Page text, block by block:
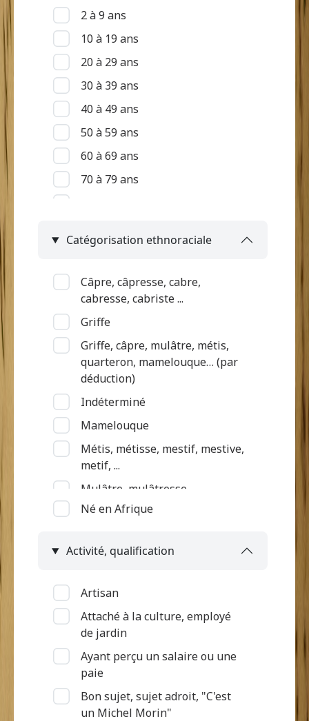
2 à 9 ans
10 à 19 ans
20 à 29 ans
30 à 39 ans
40 à 49 ans
50 à 59 ans
60 à 69 ans
70 à 79 ans
Indéterminé
Catégorisation ethnoraciale
Câpre, câpresse, cabre,
cabresse, cabriste ...
Griffe
Griffe, câpre, mulâtre, métis,
quarteron, mamelouque… (par
déduction)
Indéterminé
Mamelouque
Métis, métisse, mestif, mestive,
metif, ...
Mulâtre, mulâtresse
Nègre (par déduction)
négritte ...
déduction)
Quarteron
Né en Afrique
Activité, qualification
Artisan
Attaché à la culture, employé
de jardin
Ayant perçu un salaire ou une
paie
Bon sujet, sujet adroit, "C'est
un Michel Morin"